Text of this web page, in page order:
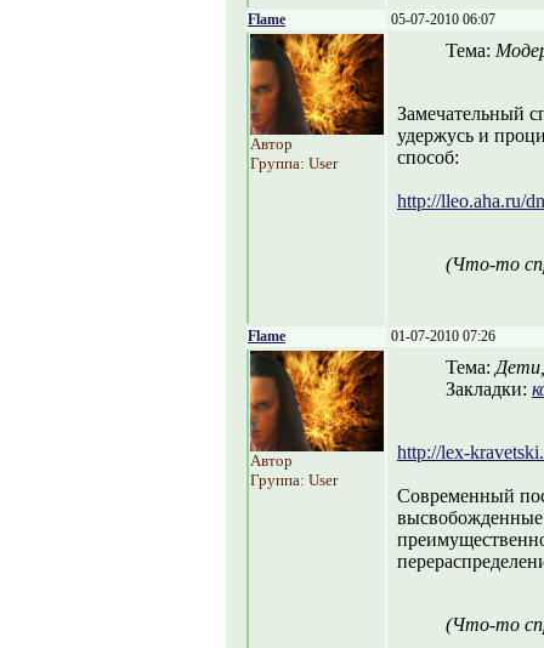
Flame 05-07-2010 06:07
Автор
Группа: User
Тема:
Замечательный
удержусь и
способ:
http://lleo.aha.ru/
(Что-то
Flame 01-07-2010 07:26
Автор
Группа: User
Тема:
Закладки:
http://lex-
Современный
высвобожденные
(Что-то